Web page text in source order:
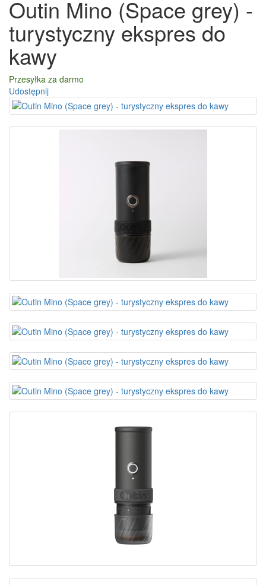
Outin Mino (Space grey) -
turystyczny ekspres do
kawy
Przesyłka za darmo
Udostępnij